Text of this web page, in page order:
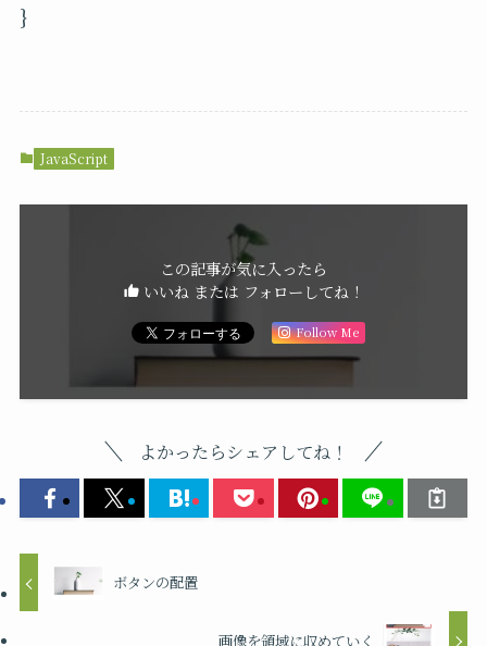
}
JavaScript
この記事が気に入ったら
いいね または フォローしてね！
Follow Me
よかったらシェアしてね！
ボタンの配置
画像を領域に収めていく